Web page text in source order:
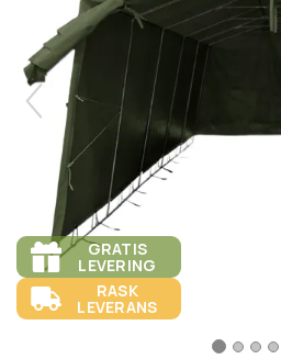
GRATIS
LEVERING
RASK
LEVERANS